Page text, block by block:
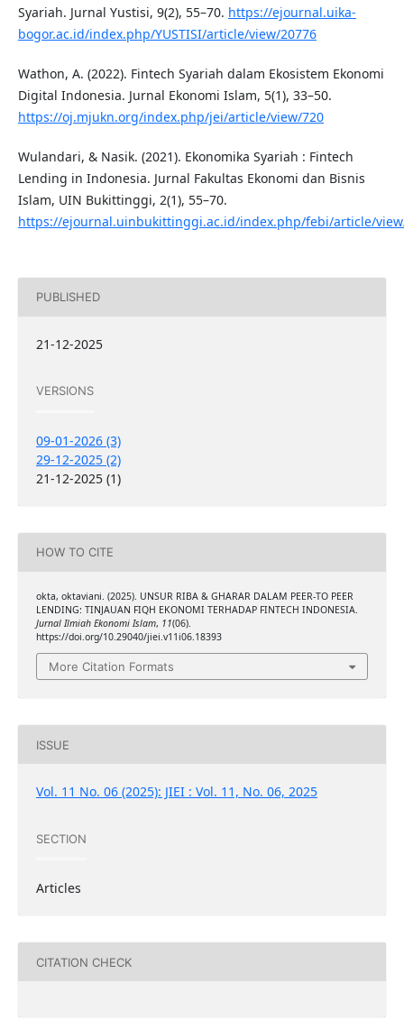
Syariah. Jurnal Yustisi, 9(2), 55–70. https://ejournal.uika-
bogor.ac.id/index.php/YUSTISI/article/view/20776
Wathon, A. (2022). Fintech Syariah dalam Ekosistem Ekonomi
Digital Indonesia. Jurnal Ekonomi Islam, 5(1), 33–50.
https://oj.mjukn.org/index.php/jei/article/view/720
Wulandari, & Nasik. (2021). Ekonomika Syariah : Fintech
Lending in Indonesia. Jurnal Fakultas Ekonomi dan Bisnis
Islam, UIN Bukittinggi, 2(1), 55–70.
https://ejournal.uinbukittinggi.ac.id/index.php/febi/article/
PUBLISHED
21-12-2025
VERSIONS
09-01-2026 (3)
29-12-2025 (2)
21-12-2025 (1)
HOW TO CITE
okta, oktaviani. (2025). UNSUR RIBA & GHARAR DALAM PEER-TO PEER
LENDING: TINJAUAN FIQH EKONOMI TERHADAP FINTECH INDONESIA.
Jurnal Ilmiah Ekonomi Islam, 11(06).
https://doi.org/10.29040/jiei.v11i06.18393
More Citation Formats
ISSUE
Vol. 11 No. 06 (2025): JIEI : Vol. 11, No. 06, 2025
SECTION
Articles
CITATION CHECK